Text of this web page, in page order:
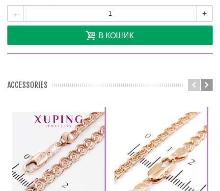
- +
В КОШИК
ACCESSORIES